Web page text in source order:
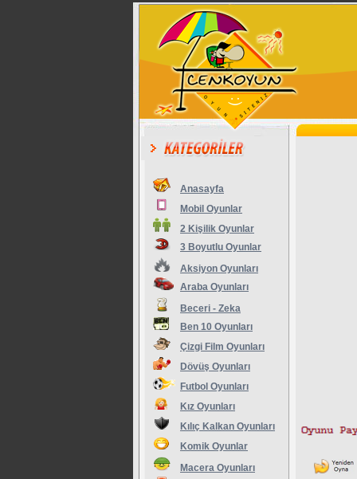
Anasayfa
Mobil Oyunlar
2 Kişilik Oyunlar
3 Boyutlu Oyunlar
Aksiyon Oyunları
Araba Oyunları
Beceri - Zeka
Ben 10 Oyunları
Çizgi Film Oyunları
Dövüş Oyunları
Futbol Oyunları
Kız Oyunları
Kılıç Kalkan Oyunları
Komik Oyunlar
Macera Oyunları